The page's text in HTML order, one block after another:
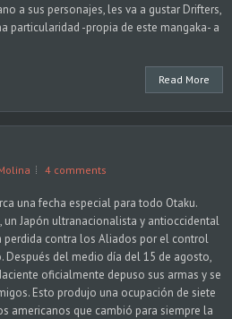
a sus personajes, les va a gustar Drifters,
particularidad -propia de este mangaka- a
Read More
4 comments
una fecha especial para todo Otaku.
un Japón ultranacionalista y antioccidental
perdida contra los Aliados por el control
Después del medio día del 15 de agosto,
oficialmente depuso sus armas y se
Esto produjo una ocupación de siete
americanos que cambió para siempre la